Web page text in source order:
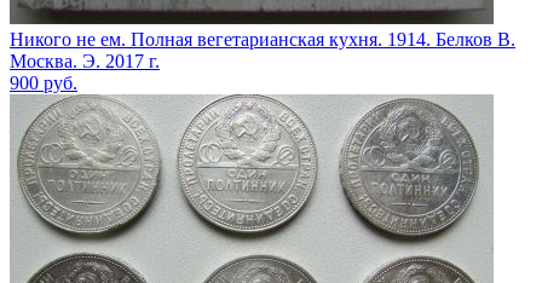
Никого не ем. Полная вегетарианская кухня. 1914. Белков В.
Москва. Э. 2017 г.
900 руб.